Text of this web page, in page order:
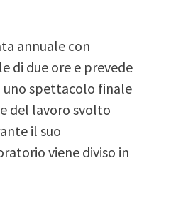
annuale con
di due ore e prevede
uno spettacolo finale
del lavoro svolto
il suo
viene diviso in